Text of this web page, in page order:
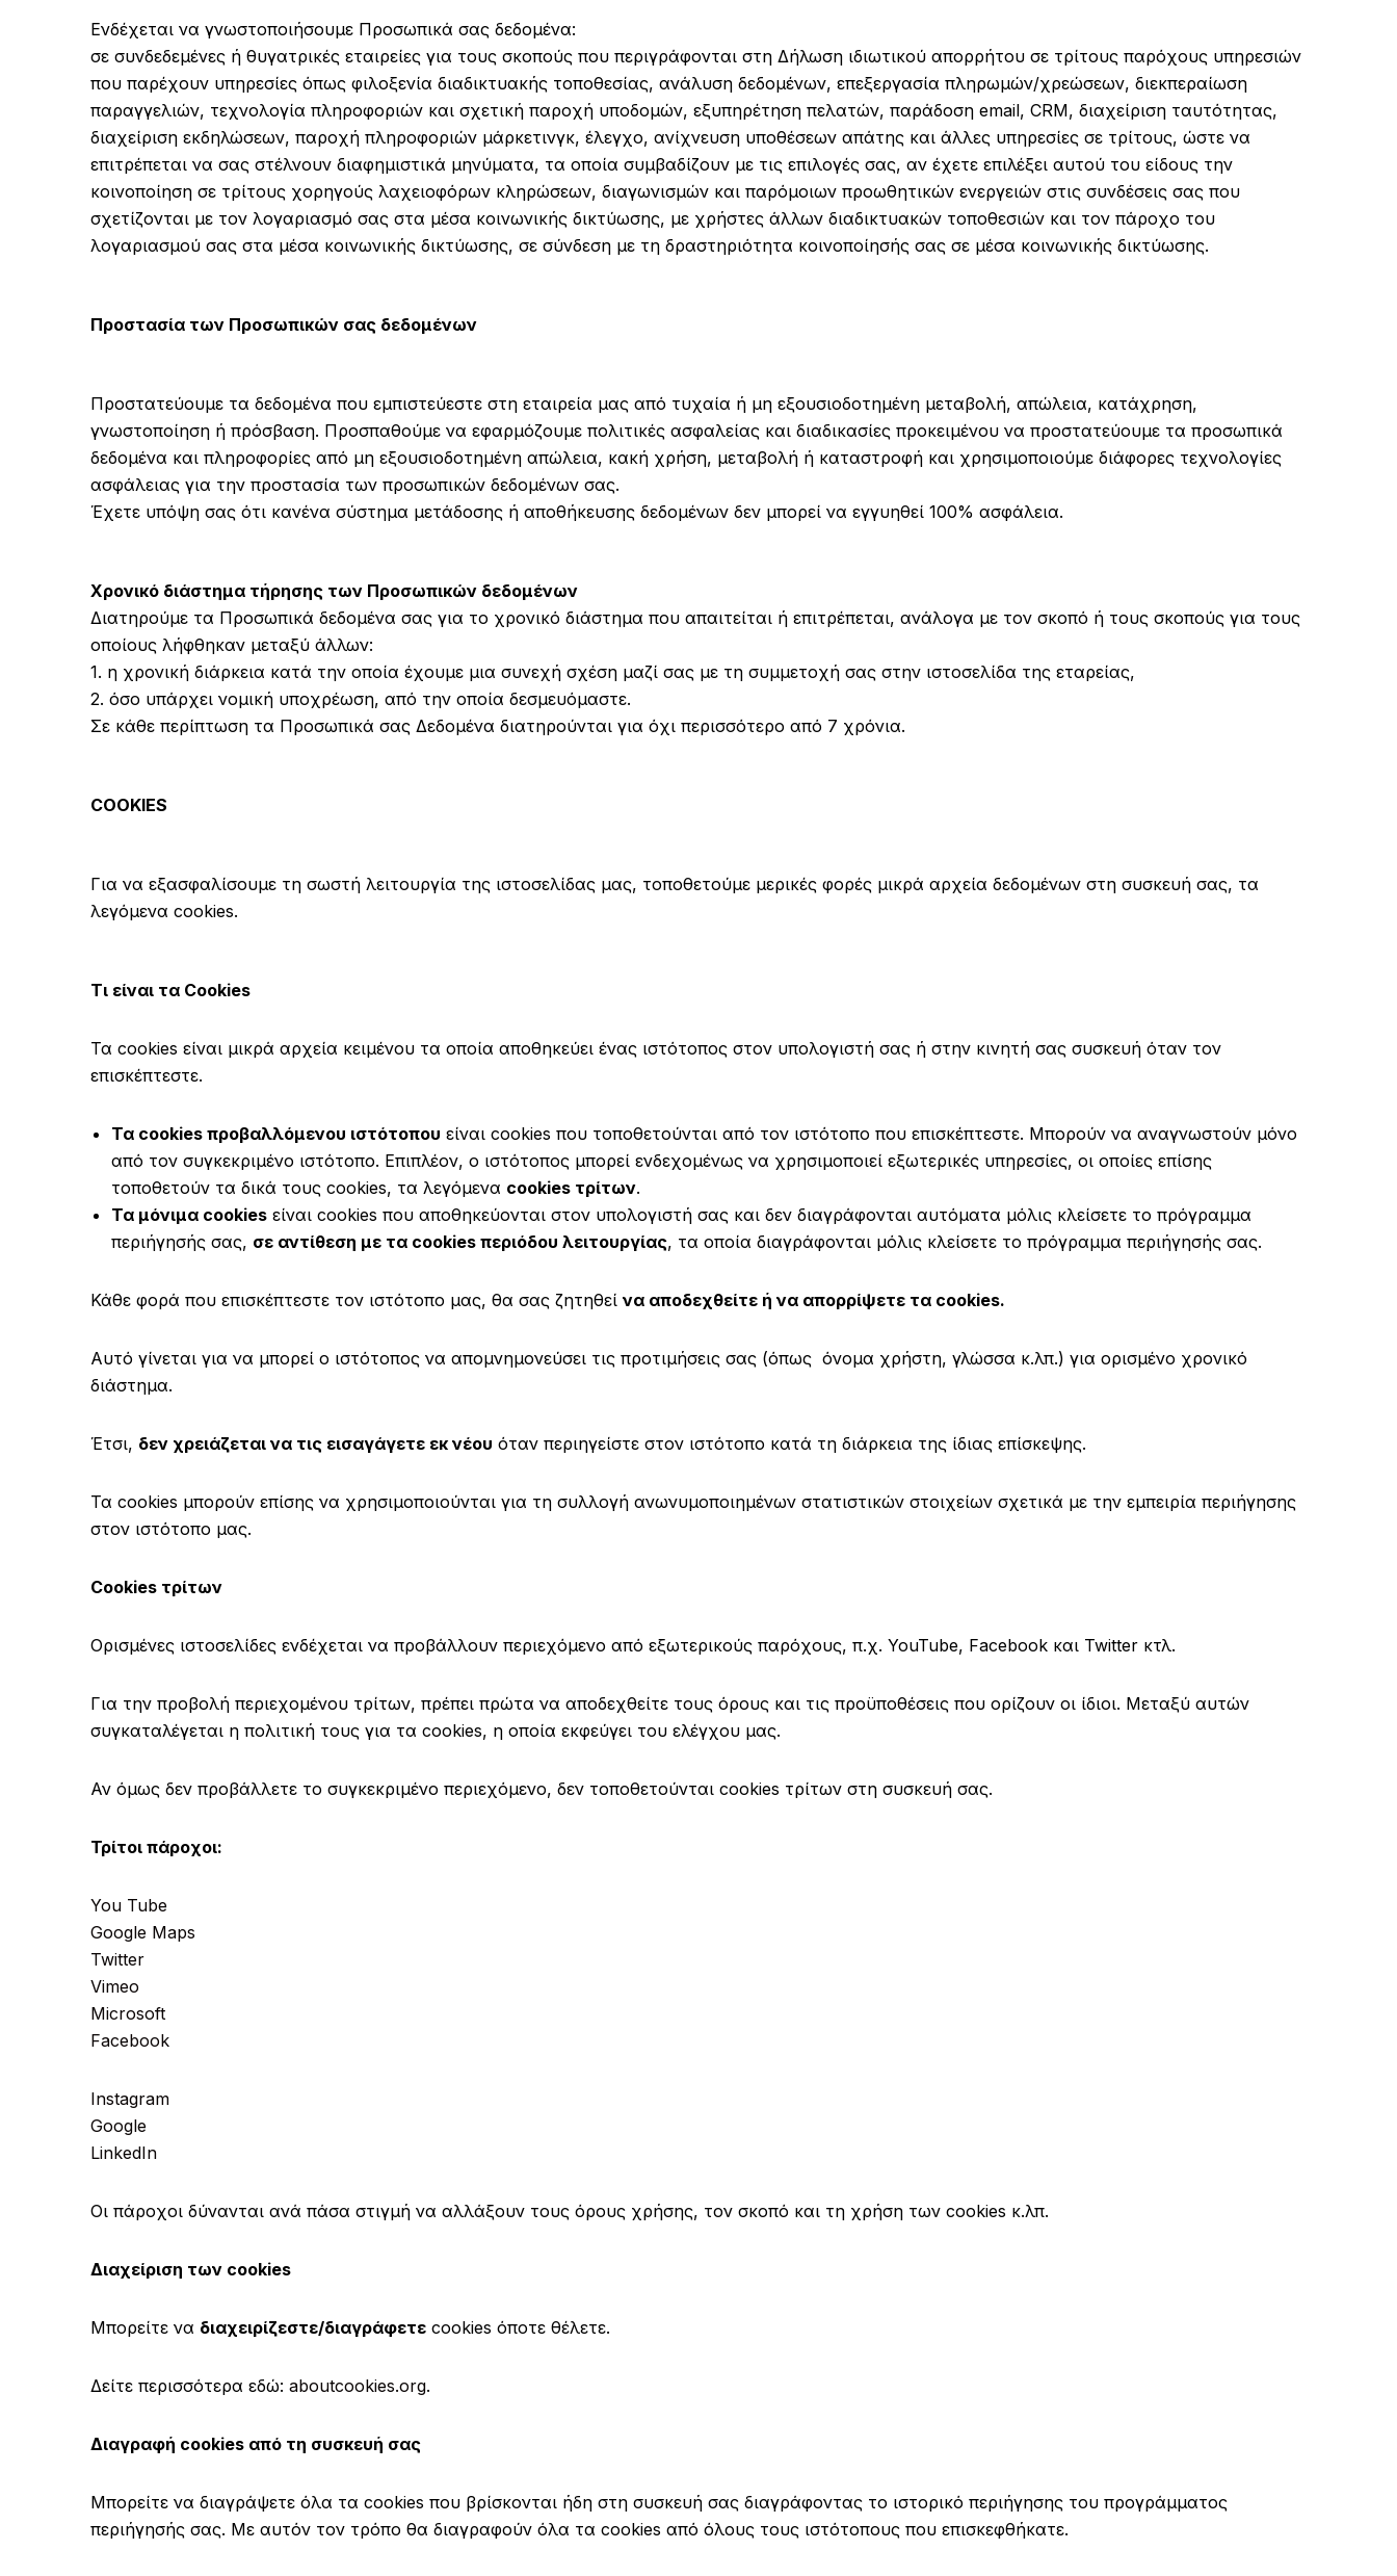
Ενδέχεται να γνωστοποιήσουμε Προσωπικά σας δεδομένα:
σε συνδεδεμένες ή θυγατρικές εταιρείες για τους σκοπούς που περιγράφονται στη Δήλωση ιδιωτικού απορρήτου σε τρίτους παρόχους υπηρεσιών
που παρέχουν υπηρεσίες όπως φιλοξενία διαδικτυακής τοποθεσίας, ανάλυση δεδομένων, επεξεργασία πληρωμών/χρεώσεων, διεκπεραίωση
παραγγελιών, τεχνολογία πληροφοριών και σχετική παροχή υποδομών, εξυπηρέτηση πελατών, παράδοση email, CRM, διαχείριση ταυτότητας,
διαχείριση εκδηλώσεων, παροχή πληροφοριών μάρκετινγκ, έλεγχο, ανίχνευση υποθέσεων απάτης και άλλες υπηρεσίες σε τρίτους, ώστε να
επιτρέπεται να σας στέλνουν διαφημιστικά μηνύματα, τα οποία συμβαδίζουν με τις επιλογές σας, αν έχετε επιλέξει αυτού του είδους την
κοινοποίηση σε τρίτους χορηγούς λαχειοφόρων κληρώσεων, διαγωνισμών και παρόμοιων προωθητικών ενεργειών στις συνδέσεις σας που
σχετίζονται με τον λογαριασμό σας στα μέσα κοινωνικής δικτύωσης, με χρήστες άλλων διαδικτυακών τοποθεσιών και τον πάροχο του
λογαριασμού σας στα μέσα κοινωνικής δικτύωσης, σε σύνδεση με τη δραστηριότητα κοινοποίησής σας σε μέσα κοινωνικής δικτύωσης.
Προστασία των Προσωπικών σας δεδομένων
Προστατεύουμε τα δεδομένα που εμπιστεύεστε στη εταιρεία μας από τυχαία ή μη εξουσιοδοτημένη μεταβολή, απώλεια, κατάχρηση,
γνωστοποίηση ή πρόσβαση. Προσπαθούμε να εφαρμόζουμε πολιτικές ασφαλείας και διαδικασίες προκειμένου να προστατεύουμε τα προσωπικά
δεδομένα και πληροφορίες από μη εξουσιοδοτημένη απώλεια, κακή χρήση, μεταβολή ή καταστροφή και χρησιμοποιούμε διάφορες τεχνολογίες
ασφάλειας για την προστασία των προσωπικών δεδομένων σας.
Έχετε υπόψη σας ότι κανένα σύστημα μετάδοσης ή αποθήκευσης δεδομένων δεν μπορεί να εγγυηθεί 100% ασφάλεια.
Χρονικό διάστημα τήρησης των Προσωπικών δεδομένων
Διατηρούμε τα Προσωπικά δεδομένα σας για το χρονικό διάστημα που απαιτείται ή επιτρέπεται, ανάλογα με τον σκοπό ή τους σκοπούς για τους
οποίους λήφθηκαν μεταξύ άλλων:
1. η χρονική διάρκεια κατά την οποία έχουμε μια συνεχή σχέση μαζί σας με τη συμμετοχή σας στην ιστοσελίδα της εταρείας,
2. όσο υπάρχει νομική υποχρέωση, από την οποία δεσμευόμαστε.
Σε κάθε περίπτωση τα Προσωπικά σας Δεδομένα διατηρούνται για όχι περισσότερο από 7 χρόνια.
COOKIES
Για να εξασφαλίσουμε τη σωστή λειτουργία της ιστοσελίδας μας, τοποθετούμε μερικές φορές μικρά αρχεία δεδομένων στη συσκευή σας, τα
λεγόμενα cookies.
Τι είναι τα Cookies
Τα cookies είναι μικρά αρχεία κειμένου τα οποία αποθηκεύει ένας ιστότοπος στον υπολογιστή σας ή στην κινητή σας συσκευή όταν τον
επισκέπτεστε.
Τα cookies προβαλλόμενου ιστότοπου είναι cookies που τοποθετούνται από τον ιστότοπο που επισκέπτεστε. Μπορούν να αναγνωστούν μόνο
από τον συγκεκριμένο ιστότοπο. Επιπλέον, ο ιστότοπος μπορεί ενδεχομένως να χρησιμοποιεί εξωτερικές υπηρεσίες, οι οποίες επίσης
τοποθετούν τα δικά τους cookies, τα λεγόμενα cookies τρίτων.
Τα μόνιμα cookies είναι cookies που αποθηκεύονται στον υπολογιστή σας και δεν διαγράφονται αυτόματα μόλις κλείσετε το πρόγραμμα
περιήγησής σας, σε αντίθεση με τα cookies περιόδου λειτουργίας, τα οποία διαγράφονται μόλις κλείσετε το πρόγραμμα περιήγησής σας.
Κάθε φορά που επισκέπτεστε τον ιστότοπο μας, θα σας ζητηθεί να αποδεχθείτε ή να απορρίψετε τα cookies.
Αυτό γίνεται για να μπορεί ο ιστότοπος να απομνημονεύσει τις προτιμήσεις σας (όπως όνομα χρήστη, γλώσσα κ.λπ.) για ορισμένο χρονικό
διάστημα.
Έτσι, δεν χρειάζεται να τις εισαγάγετε εκ νέου όταν περιηγείστε στον ιστότοπο κατά τη διάρκεια της ίδιας επίσκεψης.
Τα cookies μπορούν επίσης να χρησιμοποιούνται για τη συλλογή ανωνυμοποιημένων στατιστικών στοιχείων σχετικά με την εμπειρία περιήγησης
στον ιστότοπο μας.
Cookies τρίτων
Ορισμένες ιστοσελίδες ενδέχεται να προβάλλουν περιεχόμενο από εξωτερικούς παρόχους, π.χ. YouTube, Facebook και Twitter κτλ.
Για την προβολή περιεχομένου τρίτων, πρέπει πρώτα να αποδεχθείτε τους όρους και τις προϋποθέσεις που ορίζουν οι ίδιοι. Μεταξύ αυτών
συγκαταλέγεται η πολιτική τους για τα cookies, η οποία εκφεύγει του ελέγχου μας.
Αν όμως δεν προβάλλετε το συγκεκριμένο περιεχόμενο, δεν τοποθετούνται cookies τρίτων στη συσκευή σας.
Τρίτοι πάροχοι:
You Tube
Google Maps
Twitter
Vimeo
Microsoft
Facebook
Instagram
Google
LinkedIn
Οι πάροχοι δύνανται ανά πάσα στιγμή να αλλάξουν τους όρους χρήσης, τον σκοπό και τη χρήση των cookies κ.λπ.
Διαχείριση των cookies
Μπορείτε να διαχειρίζεστε/διαγράφετε cookies όποτε θέλετε.
Δείτε περισσότερα εδώ: aboutcookies.org.
Διαγραφή cookies από τη συσκευή σας
Μπορείτε να διαγράψετε όλα τα cookies που βρίσκονται ήδη στη συσκευή σας διαγράφοντας το ιστορικό περιήγησης του προγράμματος
περιήγησής σας. Με αυτόν τον τρόπο θα διαγραφούν όλα τα cookies από όλους τους ιστότοπους που επισκεφθήκατε.